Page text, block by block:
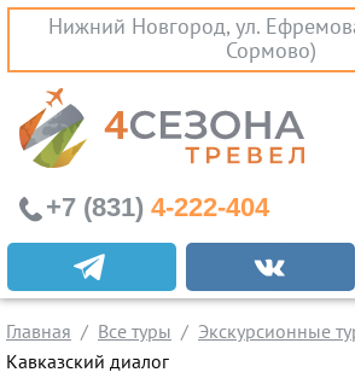
Нижний Новгород, ул.
Сормово)
Экскурсионные туры
Заграничные экскурсии
Туры на Черное Море
+7 (831) 4-222-404
Главная Все туры Экскурсионные
Кавказский диалог